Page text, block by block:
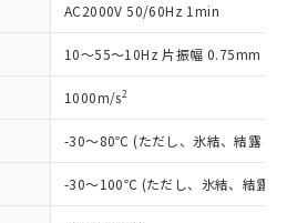
AC2000V 50/60Hz 1min
10～55～10Hz 片振幅 0.75mm (
1000m/s2
-30～80℃ (ただし、氷結、結露し
-30～100℃ (ただし、氷結、結露し
作成されるものであり、閲
異なる場合があることをご
況および標準価格はお客
先、またはお客様担当のオ
機器販売店・当社販売員に
御機器販売店や当社販売拠
水銀(Hg) 1000ppm以下、 カド
以下、ポリ臭化ビフェニル
、ポリ臭化ジフェニルエーテル類
、フタル酸ビス(2-エチルヘキシ
1000ppm以下、フタル酸ブチ
以下、フタル酸ジブチル
、フタル酸ジイソブチル
４物質については閾値を超える意
、 PBBs(ポリ臭化ビフェ
ポリ臭化ジフェニルエーテ
、 BBP(フタル酸ブチルベンジ
エチルヘキシル)) : 1000ppm
への提供する場合は、日本
出許可(または役務取引許
るなどの必要な手続きを
物を破棄する場合は、完
な手段を講じます。
製品を、核兵器、ミサイ
器、生物兵器またはその他
以上の在庫あり
には満たないが在庫あり
し(最新の在庫状況につ